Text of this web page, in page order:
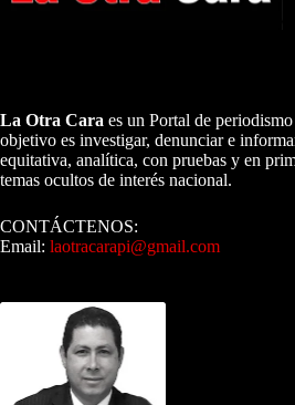
La Otra Cara es un Portal de
objetivo es investigar, denunciar e
equitativa, analítica, con pruebas y en
temas ocultos de interés nacional.
CONTÁCTENOS:
Email: laotracarapi@gmail.com